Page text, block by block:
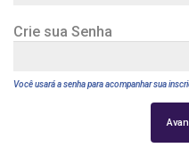
Crie sua Senha
Você usará a senha para acompanhar sua